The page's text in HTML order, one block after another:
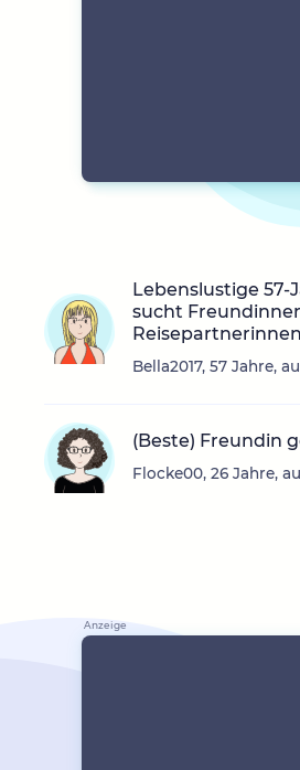
Lebenslustige 57-
sucht
Reisepartnerinnen
Bella2017, 57 Jahre,
(Beste) Freundin
Flocke00, 26 Jahre,